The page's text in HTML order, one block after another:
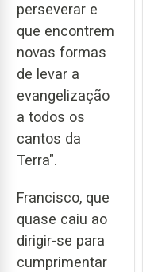
perseverar e
que encontrem
novas formas
de levar a
evangelização
a todos os
cantos da
Terra".
Francisco, que
quase caiu ao
dirigir-se para
cumprimentar